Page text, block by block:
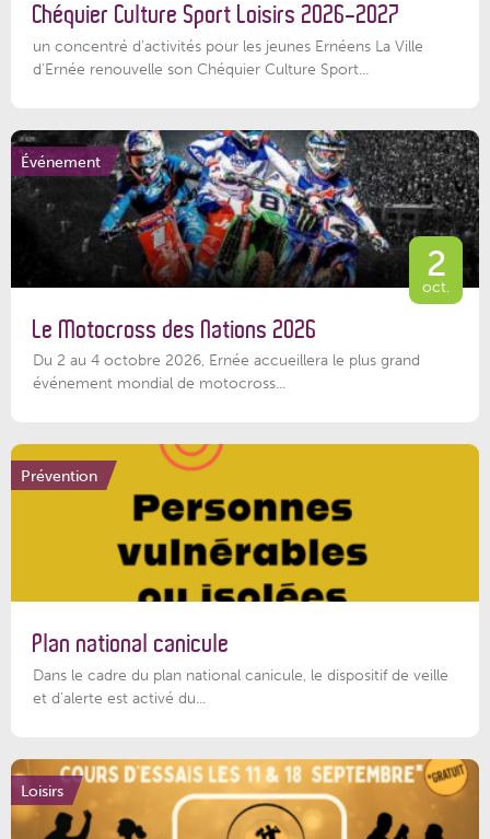
Chéquier Culture Sport Loisirs 2026-2027
un concentré d’activités pour les jeunes Ernéens La Ville
d’Ernée renouvelle son Chéquier Culture Sport...
Événement
2
oct.
Le Motocross des Nations 2026
Du 2 au 4 octobre 2026, Ernée accueillera le plus grand
événement mondial de motocross...
Prévention
Plan national canicule
Dans le cadre du plan national canicule, le dispositif de veille
et d’alerte est activé du...
Loisirs